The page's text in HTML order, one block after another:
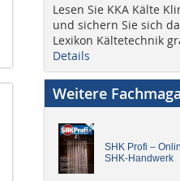
Lesen Sie KKA Kälte
und sichern Sie sich
Lexikon Kältetechnik
Details
Weitere
SHK Profi –
SHK-Handwerk